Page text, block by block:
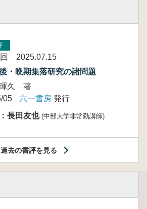
2025.07.15
・晩期集落研究の諸問題
久 著
05
六一書房 発行
長田友也 (中部大学非常勤講師)
過去の書評を見る